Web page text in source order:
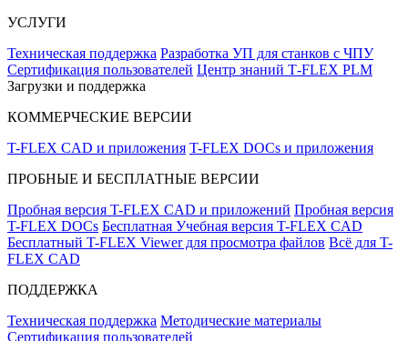
УСЛУГИ
Техническая поддержка Разработка УП для станков с ЧПУ
Сертификация пользователей Центр знаний T‑FLEX PLM
Загрузки и поддержка
КОММЕРЧЕСКИЕ ВЕРСИИ
T-FLEX CAD и приложения T-FLEX DOCs и приложения
ПРОБНЫЕ И БЕСПЛАТНЫЕ ВЕРСИИ
Пробная версия T-FLEX CAD и приложений Пробная версия
T-FLEX DOCs Бесплатная Учебная версия T-FLEX CAD
Бесплатный T-FLEX Viewer для просмотра файлов Всё для T-
FLEX CAD
ПОДДЕРЖКА
Техническая поддержка Методические материалы
Сертификация пользователей